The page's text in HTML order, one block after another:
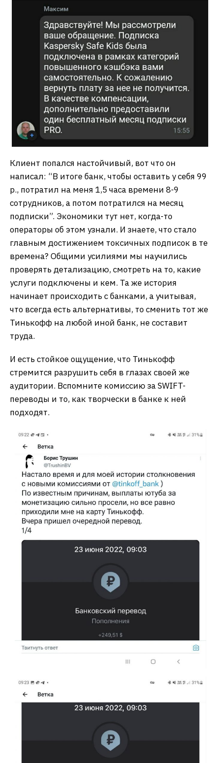
Клиент попался настойчивый, вот что он
написал: “В итоге банк, чтобы оставить у себя 99
р., потратил на меня 1,5 часа времени 8-9
сотрудников, а потом потратился на месяц
подписки”. Экономики тут нет, когда-то
операторы об этом узнали. И знаете, что стало
главным достижением токсичных подписок в те
времена? Общими усилиями мы научились
проверять детализацию, смотреть на то, какие
услуги подключены и кем. Та же история
начинает происходить с банками, а учитывая,
что всегда есть альтернативы, то сменить тот же
Тинькофф на любой иной банк, не составит
труда.
И есть стойкое ощущение, что Тинькофф
стремится разрушить себя в глазах своей же
аудитории. Вспомните комиссию за SWIFT-
переводы и то, как творчески в банке к ней
подходят.